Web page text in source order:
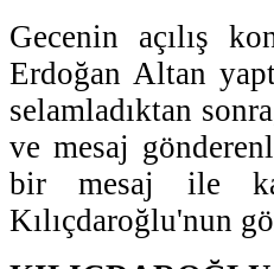
Gecenin açılış
Erdoğan Altan
selamladıktan
ve mesaj
bir mesaj ile
Kılıçdaroğlu'nun